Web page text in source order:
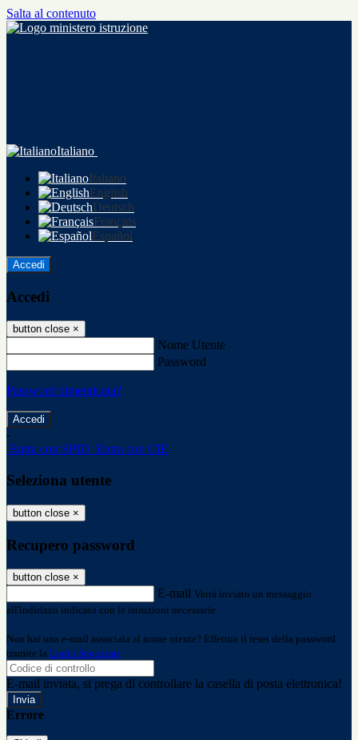
Salta al contenuto
Italiano
Italiano
English
Deutsch
Français
Español
Accedi
Accedi
button close ×
Nome Utente
Password
Password dimenticata?
-
Entra con SPID Entra con CIE
Seleziona utente
button close ×
Recupero password
button close ×
E-mail Verrà inviato un messaggio
all'indirizzo indicato con le istruzioni necessarie.
Non hai una e-mail associata al nome utente? Effettua il reset della password
tramite la Login Spaggiari
E-mail inviata, si prega di controllare la casella di posta elettronica!
Errore